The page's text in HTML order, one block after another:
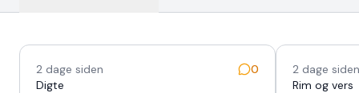
2 dage siden
0
Digte
2 dage siden
Rim og vers